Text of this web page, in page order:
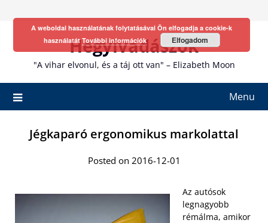
Hegyivadászok
"A vihar elvonul, és a táj ott van" – Elizabeth Moon
Menu
Jégkaparó ergonomikus markolattal
Posted on 2016-12-01
Az autósok
legnagyobb
rémálma, amikor
A weboldal használatának folytatásával Ön elfogadja a cookie-k
használatátTovábbi információk Elfogadom